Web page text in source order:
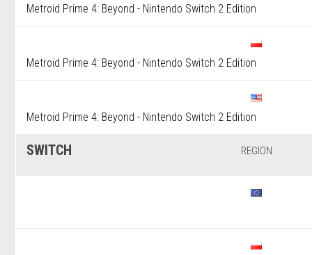
Metroid Prime 4: Beyond - Nintendo Switch 2 Edition
Metroid Prime 4: Beyond - Nintendo Switch 2 Edition
Metroid Prime 4: Beyond - Nintendo Switch 2 Edition
SWITCH REGION